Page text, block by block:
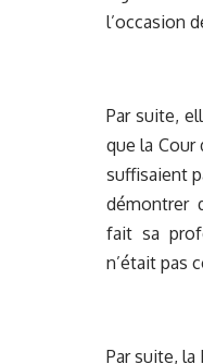
l’occasion
Par suite,
que la Cour
suffisaient
démontrer
fait sa
n’était pas
Par suite,